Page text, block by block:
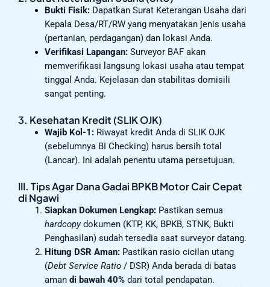
Bukti Fisik:Dapatkan Surat Keterangan Usaha dari
Kepala Desa/RT/RW yang menyatakan jenis usaha
(pertanian, perdagangan) dan lokasi Anda.
Verifikasi Lapangan:Surveyor BAF akan
memverifikasi langsung lokasi usaha atau tempat
tinggal Anda. Kejelasan dan stabilitas domisili
sangat penting.
3. Kesehatan Kredit (SLIK OJK)
Wajib Kol-1:Riwayat kredit Anda di SLIK OJK
(sebelumnya BI Checking) harus bersih total
(Lancar). Ini adalah penentu utama persetujuan.
III. Tips Agar Dana Gadai BPKB Motor Cair Cepat
di Ngawi
Siapkan Dokumen Lengkap:Pastikan semua
hardcopydokumen (KTP, KK, BPKB, STNK, Bukti
Penghasilan) sudah tersedia saat surveyor datang.
Hitung DSR Aman:Pastikan rasio cicilan utang
(Debt Service Ratio/ DSR) Anda berada di batas
aman di bawah 40%dari total pendapatan.